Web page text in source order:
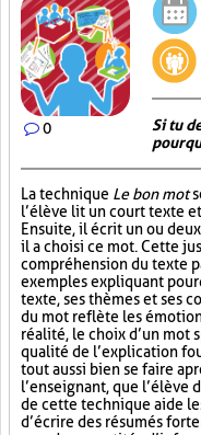
0
Si tu
La technique Le bon mot
l’élève lit un court texte
Ensuite, il écrit un ou
il a choisi ce mot. Cette
compréhension du texte
exemples expliquant
texte, ses thèmes et ses
du mot reflète les
réalité, le choix d’un mot
qualité de l’explication
tout aussi bien se faire
l’enseignant, que l’élève
de cette technique aide
d’écrire des résumés